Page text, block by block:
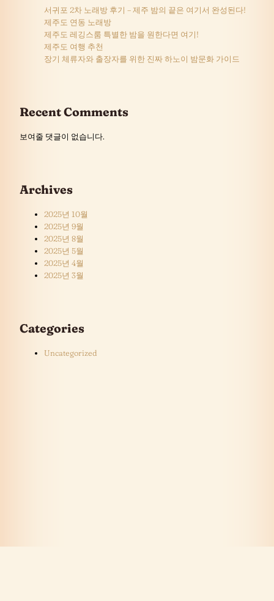
서귀포 2차 노래방 후기 – 제주 밤의 끝은 여기서 완성된다!
제주도 연동 노래방
제주도 레깅스룸 특별한 밤을 원한다면 여기!
제주도 여행 추천
장기 체류자와 출장자를 위한 진짜 하노이 밤문화 가이드
Recent Comments
보여줄 댓글이 없습니다.
Archives
2025년 10월
2025년 9월
2025년 8월
2025년 5월
2025년 4월
2025년 3월
Categories
Uncategorized